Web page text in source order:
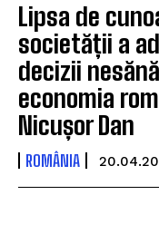
Lipsa de
societății a
decizii
economia
Nicușor Dan
ROMÂNIA